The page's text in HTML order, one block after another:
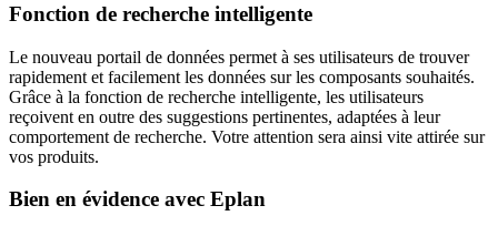
Fonction de recherche intelligente
Le nouveau portail de données permet à ses utilisateurs de trouver
rapidement et facilement les données sur les composants souhaités.
Grâce à la fonction de recherche intelligente, les utilisateurs
reçoivent en outre des suggestions pertinentes, adaptées à leur
comportement de recherche. Votre attention sera ainsi vite attirée sur
vos produits.
Bien en évidence avec Eplan